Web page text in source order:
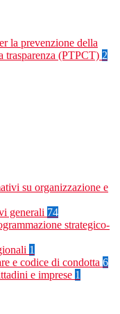
la prevenzione della
trasparenza (PTPCT) 2
su organizzazione e
generali 74
strategico-
1
e codice di condotta 6
e imprese 1